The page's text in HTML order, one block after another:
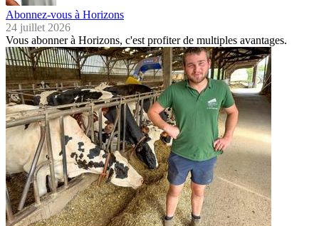
Abonnez-vous à Horizons
24 juillet 2026
Vous abonner à Horizons, c'est profiter de multiples avantages.